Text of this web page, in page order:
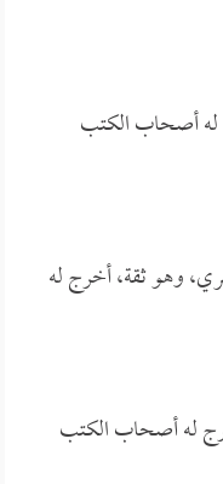
أصحاب الكتب
وهو ثقة، أخرج له
له أصحاب الكتب